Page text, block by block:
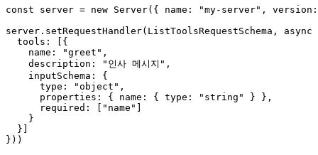
const server = new Server({ name: "my-server",
server.setRequestHandler(ListToolsRequestSchema,
  tools: [{
    name: "greet",
    description: "인사 메시지",
    inputSchema: {
      type: "object",
      properties: { name: { type: "string" } },
      required: ["name"]
    }
  }]
}))